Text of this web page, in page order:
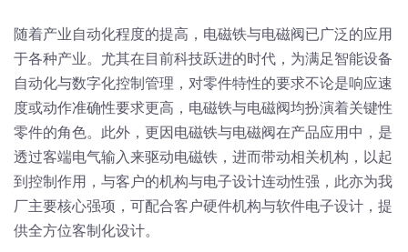
随着产业自动化程度的提高，电磁铁与电磁阀已广泛的应用
于各种产业。尤其在目前科技跃进的时代，为满足智能设备
自动化与数字化控制管理，对零件特性的要求不论是响应速
度或动作准确性要求更高，电磁铁与电磁阀均扮演着关键性
零件的角色。此外，更因电磁铁与电磁阀在产品应用中，是
透过客端电气输入来驱动电磁铁，进而带动相关机构，以起
到控制作用，与客户的机构与电子设计连动性强，此亦为我
厂主要核心强项，可配合客户硬件机构与软件电子设计，提
供全方位客制化设计。